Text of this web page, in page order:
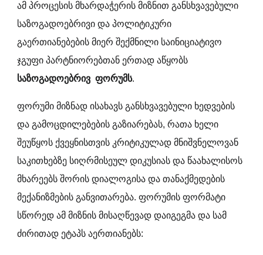
ამ პროცესის მხარდაჭერის მიზნით განსხვავებული
საზოგადოებრივი და პოლიტიკური
გაერთიანებების მიერ შექმნილი საინიციატივო
ჯგუფი პარტნიორებთან ერთად აწყობს
საზოგადოებრივ ფორუმს.
ფორუმი მიზნად ისახავს განსხვავებული ხედვების
და გამოცდილებების გაზიარებას, რათა ხელი
შეუწყოს ქვეყნისთვის კრიტიკულად მნიშვნელოვან
საკითხებზე სიღრმისეულ დიკუსიას და წაახალისოს
მხარეებს შორის დიალოგისა და თანაქმედების
მექანიზმების განვითარება. ფორუმის ფორმატი
სწორედ ამ მიზნის მისაღწევად დაიგეგმა და სამ
ძირითად ეტაპს აერთიანებს: